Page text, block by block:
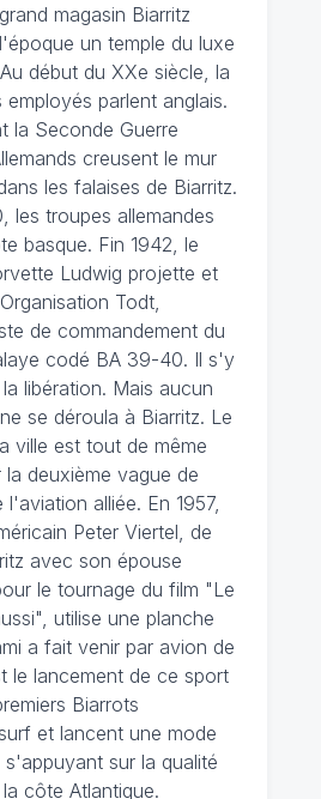
magasin Biarritz
un temple du luxe
début du XXe siècle, la
parlent anglais.
la Seconde Guerre
creusent le mur
les falaises de Biarritz.
les troupes allemandes
basque. Fin 1942, le
Ludwig projette et
Todt,
de commandement du
codé BA 39-40. Il s'y
libération. Mais aucun
se déroula à Biarritz. Le
ville est tout de même
deuxième vague de
alliée. En 1957,
Peter Viertel, de
avec son épouse
le tournage du film "Le
utilise une planche
a fait venir par avion de
le lancement de ce sport
Biarrots
et lancent une mode
sur la qualité
côte Atlantique.